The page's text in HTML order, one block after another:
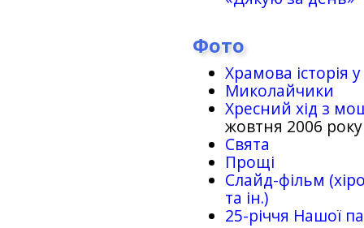
Фото
Храмова історія
Миколайчики
Хресний хід з
жовтня 2006 року
Свята
Прощі
Слайд-фільм
та ін.)
25-рiччя Нашої